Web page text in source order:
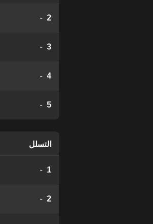
2
-
3
-
4
-
5
-
التسلل
1
-
2
-